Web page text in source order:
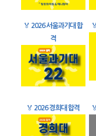
🏅 2026 서울과기대 합
격
🏅
🏅 2026 경희대 합격 🏅